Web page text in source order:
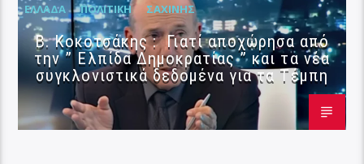
ΕΛΛΆΔΑ ΠΟΛΙΤΙΚΉ ΣΑΧΊΝΗΣ
Β. Κοκοτσάκης : Γιατί αποχώρησα από
την ” Ελπίδα Δημοκρατίας ” και τα νέα
συγκλονιστικά δεδομένα για τα Τέμπη